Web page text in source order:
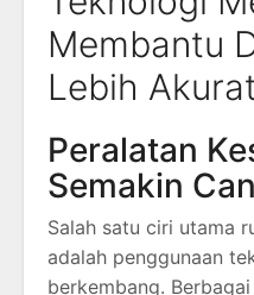
Membantu
Lebih
Peralatan
Semakin
Salah satu ciri utama
adalah penggunaan
berkembang.